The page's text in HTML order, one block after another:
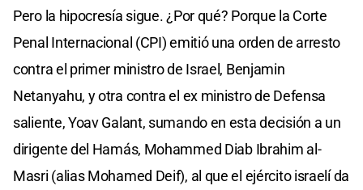
Pero la hipocresía sigue. ¿Por qué? Porque la Corte
Penal Internacional (CPI) emitió una orden de arresto
contra el primer ministro de Israel, Benjamin
Netanyahu, y otra contra el ex ministro de Defensa
saliente, Yoav Galant, sumando en esta decisión a un
dirigente del Hamás, Mohammed Diab Ibrahim al-
Masri (alias Mohamed Deif), al que el ejército israelí da